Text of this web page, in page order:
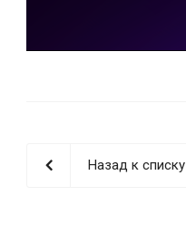
Назад к списку